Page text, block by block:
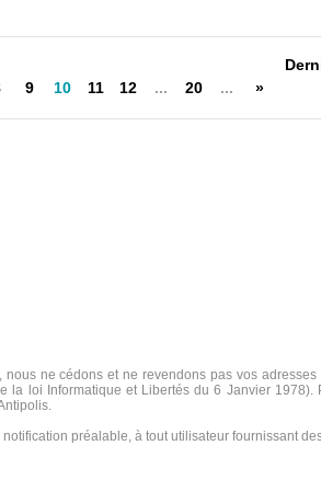
9 10 11 12 ... 20 ... »
ne cédons et ne revendons pas vos
loi Informatique et Libertés du 6 Janvier
préalable, à tout utilisateur fournissant